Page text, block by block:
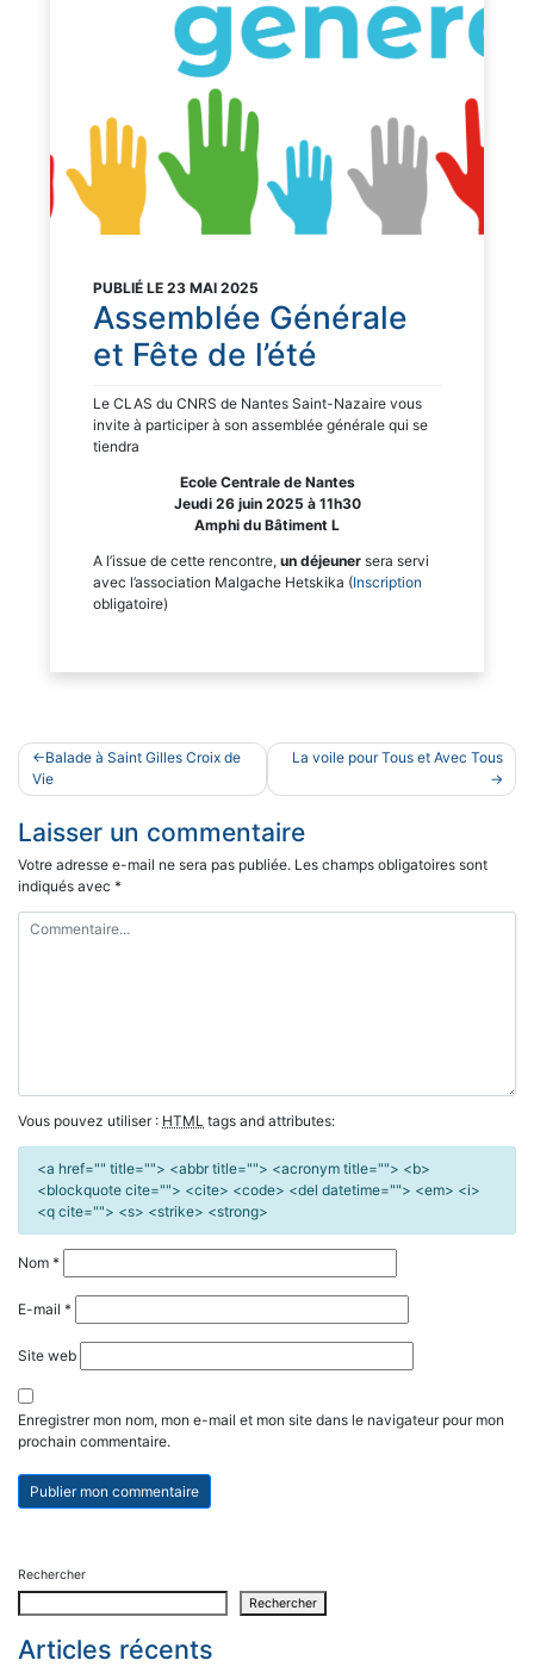
PUBLIÉ LE 23 MAI 2025
Assemblée Générale
et Fête de l’été
Le CLAS du CNRS de Nantes Saint-Nazaire vous
invite à participer à son assemblée générale qui se
tiendra
Ecole Centrale de Nantes
Jeudi 26 juin 2025 à 11h30
Amphi du Bâtiment L
A l’issue de cette rencontre, un déjeuner sera servi
avec l’association Malgache Hetskika (Inscription
obligatoire)
Navigation
de
l’article
Balade à Saint Gilles Croix de
Vie
La voile pour Tous et Avec Tous
Laisser un commentaire
Votre adresse e-mail ne sera pas publiée. Les champs obligatoires sont
indiqués avec *
Vous pouvez utiliser : HTML tags and attributes:
<a href="" title=""> <abbr title=""> <acronym title=""> <b>
<blockquote cite=""> <cite> <code> <del datetime=""> <em> <i>
<q cite=""> <s> <strike> <strong>
Nom *
E-mail *
Site web
Enregistrer mon nom, mon e-mail et mon site dans le navigateur pour mon
prochain commentaire.
Rechercher
Rechercher
Articles récents